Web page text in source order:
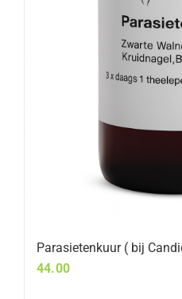
Parasietenkuur ( bij
44.00